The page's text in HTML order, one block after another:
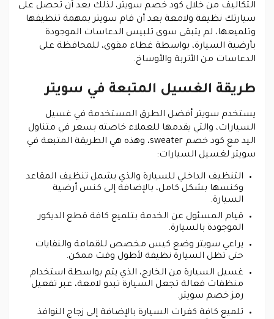
التكاليف من خلال كود خصم سويتر، لذلك بعد أن تحصل على
سيارتك نظيفة ولامعة بعد أن قام سويتر بمهمة تنظيفها
وتلميعها، لم يتبقى سوى تلبيس الدعاسات الموجودة
بأرضية السيارة، بواسطة غطاء مقوى، للمحافظة على
الدعاسات من الأتربة والأوساخ.
طريقة الغسيل المتبعة في سويتر
يستخدم سويتر أفضل الطرق المستخدمة في غسيل
السيارات، والتي يقدمها للعملاء خاصته بسعر في متناول
اليد مع كود خصم sweater، وهذه هي الطريقة المتبعة في
سويتر لغسيل السيارات:
التنظيف الداخلي للسيارة والذي يشمل تنظيف المقاعد
وكنسها بشكل كامل، بالإضافة إلى كنس أرضية
السيارة.
قيام المسئول عن الخدمة بتلميع كافة قطع الديكور
الموجودة بالسيارة.
يراعي سويتر وضع كيس مخصص للقمامة والنفايات
حتى تظل السيارة نظيفة لأطول وقت ممكن.
غسيل السيارة من الخارج، الذي يتم بواسطة استخدام
منظفات فعالة تجعل السيارة تبدو لامعة، عبر تفعيل
رمز خصم سويتر.
تلميع كافة كفرات السيارة بالإضافة إلى زجاج النوافذ